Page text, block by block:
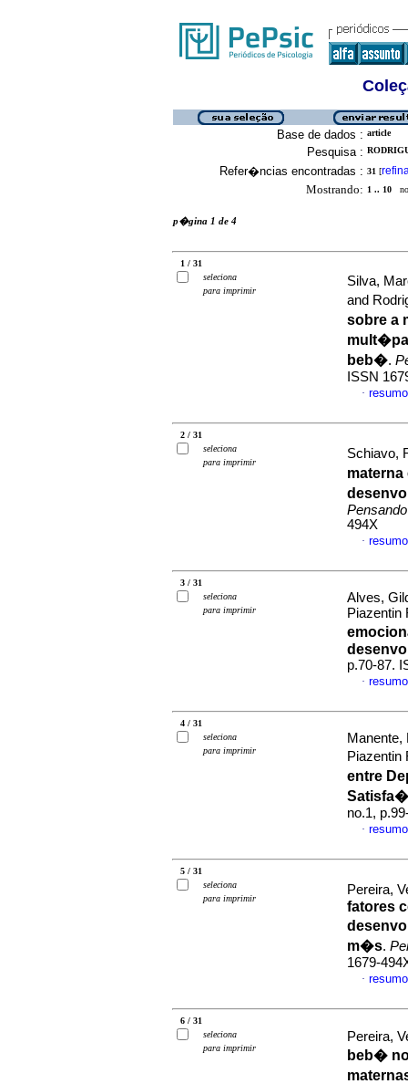
Base de dados : article
Pesquisa :
Refer�ncias encontradas : 31 [
Mostrando: 1 .. 10
p�gina 1 de 4
1 / 31
seleciona
para imprimir
Silva,
and
sobre a
beb�.
ISSN
·
2 / 31
seleciona
para imprimir
Schiavo,
materna
494X
·
3 / 31
seleciona
para imprimir
Alves,
Piazentin
p.70-87.
·
4 / 31
seleciona
para imprimir
Manente,
Piazentin
entre
no.1,
·
5 / 31
seleciona
para imprimir
Pereira,
fatores
m�s.
1679-
·
6 / 31
seleciona
para imprimir
Pereira,
beb�